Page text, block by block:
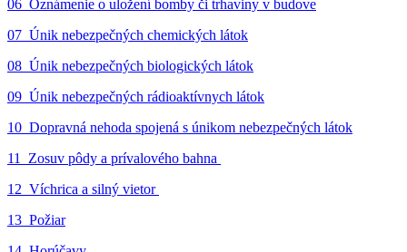
06_Oznámenie o uložení bomby či trhaviny v budove
07_Únik nebezpečných chemických látok
08_Únik nebezpečných biologických látok
09_Únik nebezpečných rádioaktívnych látok
10_Dopravná nehoda spojená s únikom nebezpečných látok
11_Zosuv pôdy a prívalového bahna
12_Víchrica a silný vietor
13_Požiar